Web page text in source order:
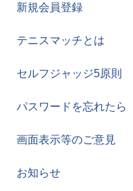
新規会員登録
テニスマッチとは
セルフジャッジ5原則
パスワードを忘れたら
画面表示等のご意見
お知らせ